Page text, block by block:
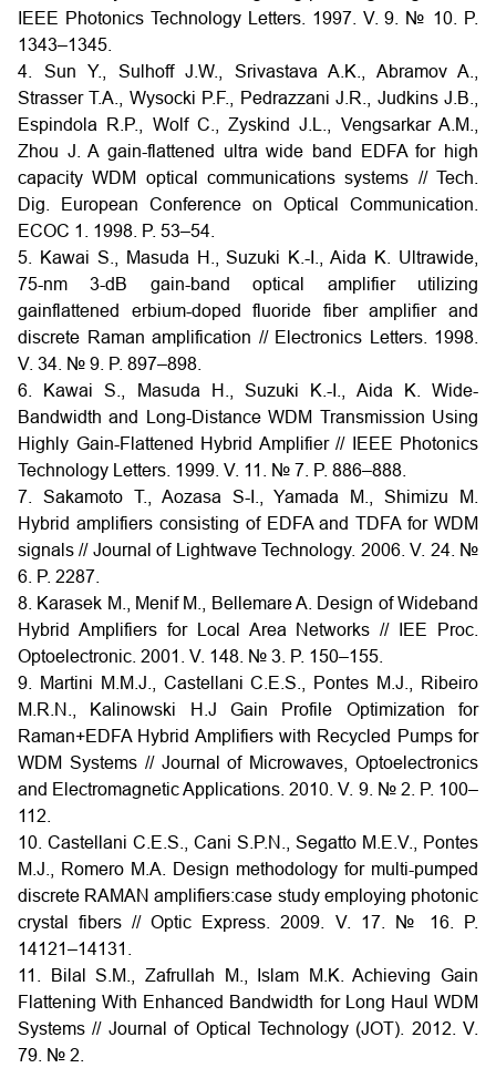
IEEE Photonics Technology Letters. 1997. V. 9. № 10. P.
1343–1345.
4. Sun Y., Sulhoff J.W., Srivastava A.K., Abramov A.,
Strasser T.A., Wysocki P.F., Pedrazzani J.R., Judkins J.B.,
Espindola R.P., Wolf C., Zyskind J.L., Vengsarkar A.M.,
Zhou J. A gain-flattened ultra wide band EDFA for high
capacity WDM optical communications systems // Tech.
Dig. European Conference on Optical Communication.
ECOC 1. 1998. P. 53–54.
5. Kawai S., Masuda H., Suzuki K.-I., Aida K. Ultrawide,
75-nm 3-dB gain-band optical amplifier utilizing
gainflattened erbium-doped fluoride fiber amplifier and
discrete Raman amplification // Electronics Letters. 1998.
V. 34. № 9. P. 897–898.
6. Kawai S., Masuda H., Suzuki K.-I., Aida K. Wide-
Bandwidth and Long-Distance WDM Transmission Using
Highly Gain-Flattened Hybrid Amplifier // IEEE Photonics
Technology Letters. 1999. V. 11. № 7. P. 886–888.
7. Sakamoto T., Aozasa S-I., Yamada M., Shimizu M.
Hybrid amplifiers consisting of EDFA and TDFA for WDM
signals // Journal of Lightwave Technology. 2006. V. 24. №
6. P. 2287.
8. Karasek M., Menif M., Bellemare A. Design of Wideband
Hybrid Amplifiers for Local Area Networks // IEE Proc.
Optoelectronic. 2001. V. 148. № 3. P. 150–155.
9. Martini M.M.J., Castellani C.E.S., Pontes M.J., Ribeiro
M.R.N., Kalinowski H.J Gain Profile Optimization for
Raman+EDFA Hybrid Amplifiers with Recycled Pumps for
WDM Systems // Journal of Microwaves, Optoelectronics
and Electromagnetic Applications. 2010. V. 9. № 2. P. 100–
112.
10. Castellani C.E.S., Cani S.P.N., Segatto M.E.V., Pontes
M.J., Romero M.A. Design methodology for multi-pumped
discrete RAMAN amplifiers:case study employing photonic
crystal fibers // Optic Express. 2009. V. 17. № 16. P.
14121–14131.
11. Bilal S.M., Zafrullah M., Islam M.K. Achieving Gain
Flattening With Enhanced Bandwidth for Long Haul WDM
Systems // Journal of Optical Technology (JOT). 2012. V.
79. № 2.